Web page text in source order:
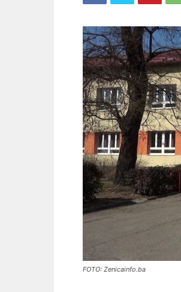
FOTO: Zenicainfo.ba